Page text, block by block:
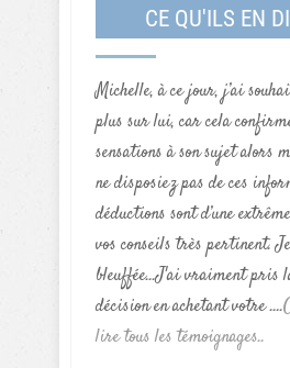
CE QU'ILS EN
Michelle, à ce jour, j’ai
plus sur lui, car cela
sensations à son sujet alors
ne disposiez pas de ces
déductions sont d’une
vos conseils très pertinent.
bleuffée...J'ai vraiment pris
décision en achetant votre ....
lire tous les témoignages..